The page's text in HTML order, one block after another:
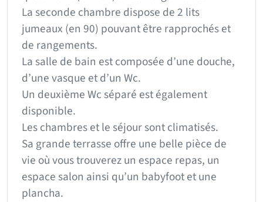
La seconde chambre dispose de 2 lits
jumeaux (en 90) pouvant être rapprochés et
de rangements.
La salle de bain est composée d’une douche,
d’une vasque et d’un Wc.
Un deuxième Wc séparé est également
disponible.
Les chambres et le séjour sont climatisés.
Sa grande terrasse offre une belle pièce de
vie où vous trouverez un espace repas, un
espace salon ainsi qu’un babyfoot et une
plancha.